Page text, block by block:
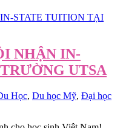
NHẬN IN-
UTSA
Học, Du học Mỹ, Đại học